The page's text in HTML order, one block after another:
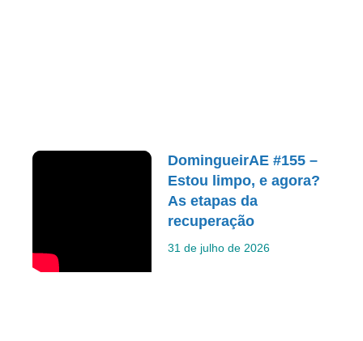
DomingueirAE #155 –
Estou limpo, e agora?
As etapas da
recuperação
31 de julho de 2026